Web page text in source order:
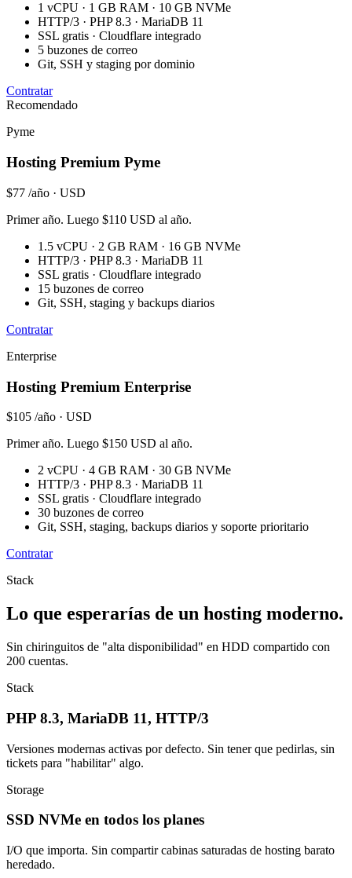
1 vCPU · 1 GB RAM · 10 GB NVMe
HTTP/3 · PHP 8.3 · MariaDB 11
SSL gratis · Cloudflare integrado
5 buzones de correo
Git, SSH y staging por dominio
Contratar
Recomendado
Pyme
Hosting Premium Pyme
$77 /año · USD
Primer año. Luego $110 USD al año.
1.5 vCPU · 2 GB RAM · 16 GB NVMe
HTTP/3 · PHP 8.3 · MariaDB 11
SSL gratis · Cloudflare integrado
15 buzones de correo
Git, SSH, staging y backups diarios
Contratar
Enterprise
Hosting Premium Enterprise
$105 /año · USD
Primer año. Luego $150 USD al año.
2 vCPU · 4 GB RAM · 30 GB NVMe
HTTP/3 · PHP 8.3 · MariaDB 11
SSL gratis · Cloudflare integrado
30 buzones de correo
Git, SSH, staging, backups diarios y soporte prioritario
Contratar
Stack
Lo que esperarías de un hosting moderno.
Sin chiringuitos de "alta disponibilidad" en HDD compartido con
200 cuentas.
Stack
PHP 8.3, MariaDB 11, HTTP/3
Versiones modernas activas por defecto. Sin tener que pedirlas, sin
tickets para "habilitar" algo.
Storage
SSD NVMe en todos los planes
I/O que importa. Sin compartir cabinas saturadas de hosting barato
heredado.